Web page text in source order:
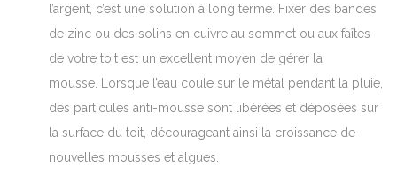
l’argent, c’est une solution à long terme. Fixer des bandes
de zinc ou des solins en cuivre au sommet ou aux faîtes
de votre toit est un excellent moyen de gérer la
mousse. Lorsque l’eau coule sur le métal pendant la pluie,
des particules anti-mousse sont libérées et déposées sur
la surface du toit, décourageant ainsi la croissance de
nouvelles mousses et algues.